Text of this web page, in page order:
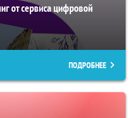
от сервиса цифровой
ПОДРОБНЕЕ